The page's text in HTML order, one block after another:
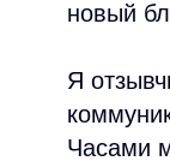
новый
Я
Часами